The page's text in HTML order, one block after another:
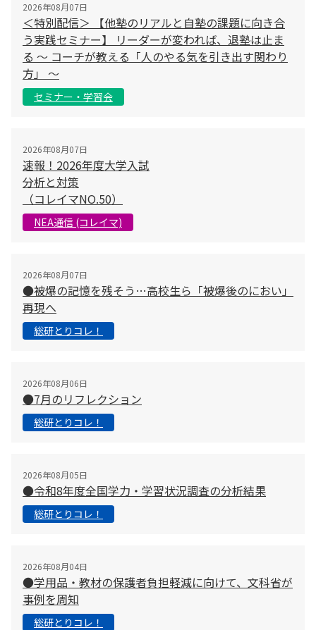
2026年08月07日
＜特別配信＞ 【他塾のリアルと自塾の課題に向き合
う実践セミナー】 リーダーが変われば、退塾は止ま
る 〜 コーチが教える「人のやる気を引き出す関わり
方」 〜
セミナー・学習会
2026年08月07日
速報！2026年度大学入試
分析と対策
（コレイマNO.50）
NEA通信 (コレイマ)
2026年08月07日
●被爆の記憶を残そう…高校生ら「被爆後のにおい」
再現へ
総研とりコレ！
2026年08月06日
●7月のリフレクション
総研とりコレ！
2026年08月05日
●令和8年度全国学力・学習状況調査の分析結果
総研とりコレ！
2026年08月04日
●学用品・教材の保護者負担軽減に向けて、文科省が
事例を周知
総研とりコレ！